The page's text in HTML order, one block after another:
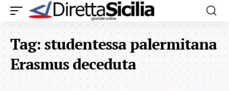
Tag:studentessa palermitana
Erasmus deceduta